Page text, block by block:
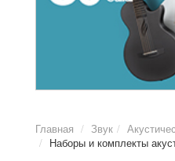
Главная Звук
Наборы и комплекты